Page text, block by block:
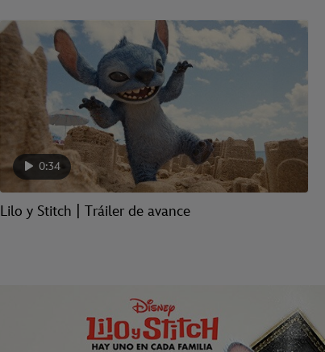
0:34
Lilo y Stitch | Tráiler de avance